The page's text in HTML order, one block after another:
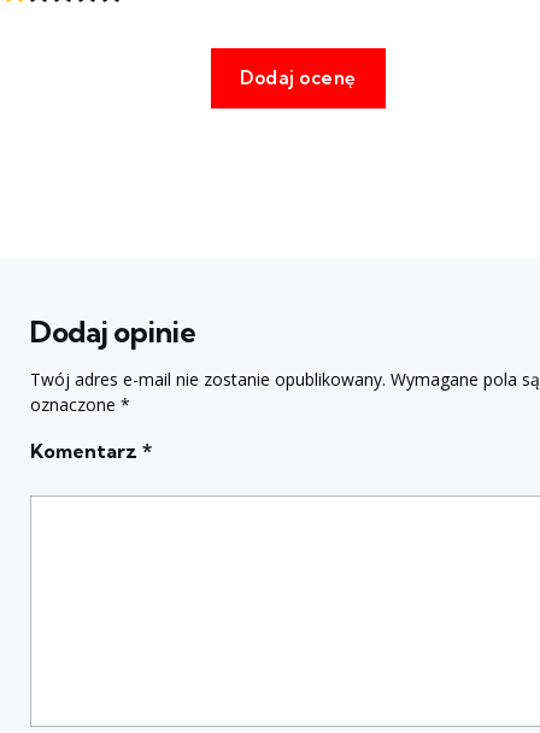
Dodaj opinie
Twój adres e-mail nie zostanie opublikowany. Wymagane pola są
oznaczone *
Komentarz *